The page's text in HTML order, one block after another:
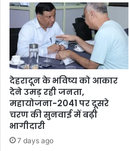
देहरादून के भविष्य को आकार
देने उमड़ रही जनता,
महायोजना-2041 पर दूसरे
चरण की सुनवाई में बढ़ी
भागीदारी
7 days ago